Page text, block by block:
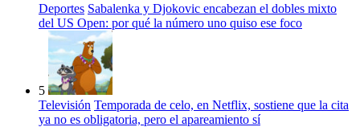
Deportes Sabalenka y Djokovic encabezan el dobles mixto
del US Open: por qué la número uno quiso ese foco
5
Televisión Temporada de celo, en Netflix, sostiene que la cita
ya no es obligatoria, pero el apareamiento sí